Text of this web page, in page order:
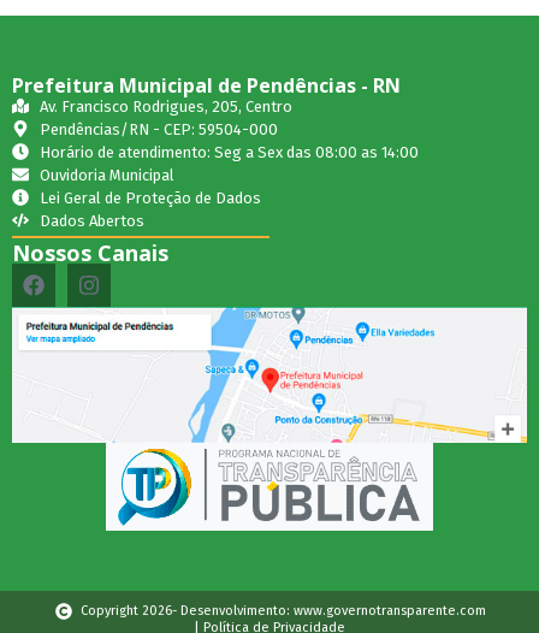
Prefeitura Municipal de Pendências - RN
Av. Francisco Rodrigues, 205, Centro
Pendências/RN - CEP: 59504-000
Horário de atendimento: Seg a Sex das 08:00 as 14:00
Ouvidoria Municipal
Lei Geral de Proteção de Dados
Dados Abertos
Nossos Canais
Copyright 2026- Desenvolvimento: www.governotransparente.com
| Política de Privacidade